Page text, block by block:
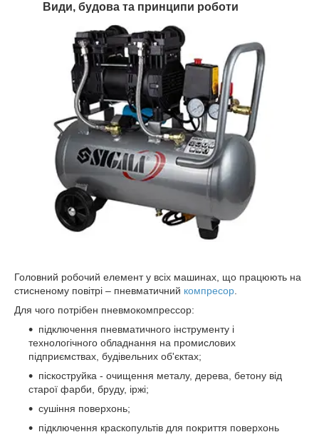
Види, будова та принципи роботи
Головний робочий елемент у всіх машинах, що працюють на
стисненому повітрі – пневматичний компресор
Для чого потрібен пневмокомпрессор:
підключення пневматичного інструменту і
технологічного обладнання на промислових
підприємствах, будівельних об'єктах;
піскоструйка - очищення металу, дерева, бетону від
старої фарби, бруду, іржі;
сушіння поверхонь;
підключення краскопультів для покриття поверхонь